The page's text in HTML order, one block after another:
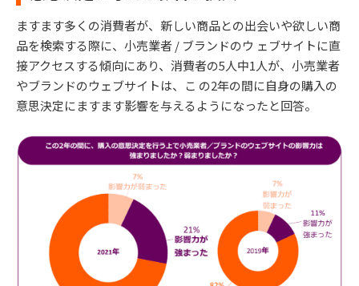
ますます多くの消費者が、新しい商品との出会いや欲しい商
品を検索する際に、小売業者 / ブランドのウ ェブサイトに直
接アクセスする傾向にあり、消費者の5人中1人が、小売業者
やブランドのウェブサイトは、こ の2年の間に自身の購入の
意思決定にますます影響を与えるようになったと回答。